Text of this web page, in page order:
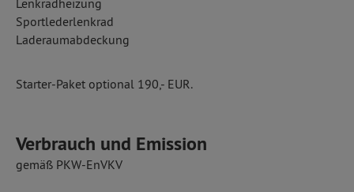
Lenkradheizung
Sportlederlenkrad
Laderaumabdeckung
Starter-Paket optional 190,- EUR.
Verbrauch und Emission
gemäß PKW-EnVKV